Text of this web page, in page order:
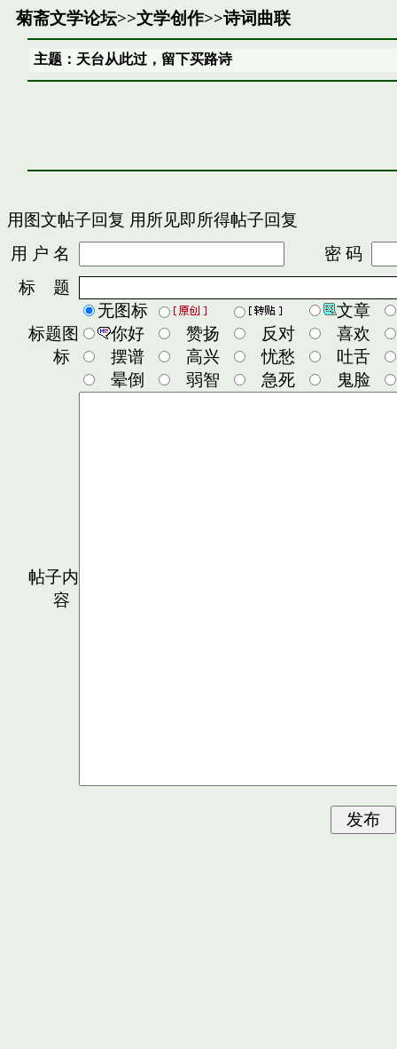
菊斋文学论坛>>文学创作>>诗词曲联
主题：天台从此过，留下买路诗
用图文帖子回复 用所见即所得帖子回复
用 户 名
密 码
标 题
标题图
标
无图标
文章
你好
赞扬 反对
喜欢
摆谱
高兴 忧愁
吐舌
晕倒
弱智 急死 鬼脸
帖子内
容